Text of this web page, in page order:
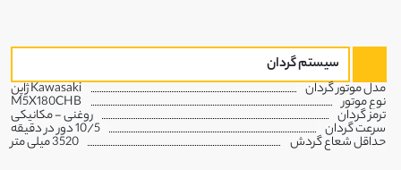
سیستم گردان
مدل موتور گردان Kawasaki ژاپن
نوع موتور M5X180CHB
ترمز گردان روغنی - مکانیکی
سرعت گردان 10/5 دور در دقیقه
حداقل شعاع گردش 3520 میلی متر